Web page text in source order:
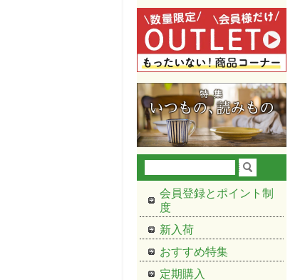
会員登録とポイント制
度
新入荷
おすすめ特集
定期購入